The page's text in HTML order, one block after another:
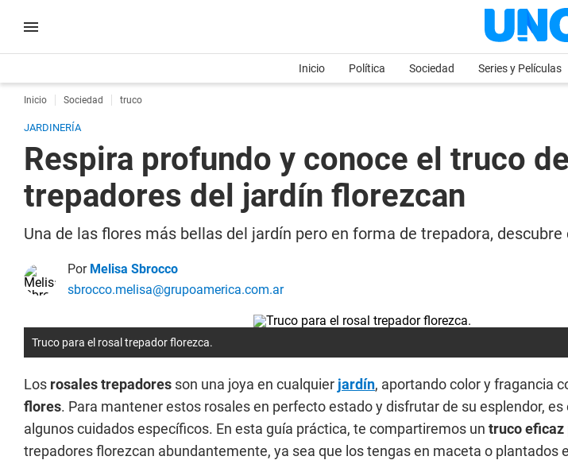
Inicio Política Sociedad Series y Películas
Inicio Sociedad truco
JARDINERÍA
Respira profundo y conoce el truco
trepadores del jardín florezcan
Una de las flores más bellas del jardín pero en forma de trepadora,
Por Melisa Sbrocco
sbrocco.melisa@grupoamerica.com.ar
Truco para el rosal trepador florezca.
Los rosales trepadores son una joya en cualquier jardín, aportando color y fragancia
flores. Para mantener estos rosales en perfecto estado y disfrutar de su esplendor,
algunos cuidados específicos. En esta guía práctica, te compartiremos un truco eficaz
trepadores florezcan abundantemente, ya sea que los tengas en maceta o plantados